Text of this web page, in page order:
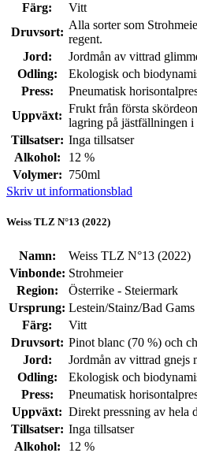
Färg:
Vitt
Druvsort:
Alla sorter som
regent.
Jord:
Jordmån av vittrad
Odling:
Ekologisk och
Press:
Pneumatisk
Uppväxt:
Frukt från första
lagring på jästfällningen
Tillsatser: Inga tillsatser
Alkohol:
12 %
Volymer: 750ml
Skriv ut informationsblad
Weiss TLZ N°13 (2022)
Namn:
Weiss TLZ N°13 (2022)
Vinbonde: Strohmeier
Region:
Österrike - Steiermark
Ursprung: Lestein/Stainz/Bad
Färg:
Vitt
Druvsort: Pinot blanc (70 %) och
Jord:
Jordmån av vittrad gnejs
Odling:
Ekologisk och
Press:
Pneumatisk
Uppväxt: Direkt pressning av hela
Tillsatser: Inga tillsatser
Alkohol:
12 %